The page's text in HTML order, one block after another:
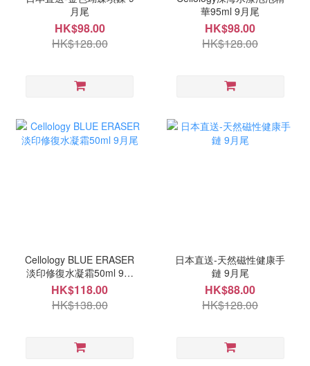
月尾
HK$98.00
HK$128.00
華95ml 9月尾
HK$98.00
HK$128.00
Cellology BLUE ERASER
淡印修復水凝霜50ml 9月
尾
HK$118.00
HK$138.00
日本直送-天然磁性健康手
鏈 9月尾
HK$88.00
HK$128.00